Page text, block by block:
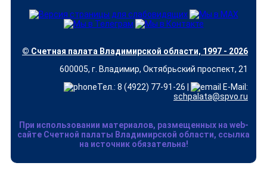
© Счетная палата Владимирской области, 1997 - 2026
600005, г. Владимир, Октябрьский проспект, 21
Тел.: 8 (4922) 77-91-26 |
E-Mail:
schpalata@spvo.ru
При использовании материалов, размещенных на web-
сайте Счетной палаты Владимирской области, ссылка
на источник обязательна!